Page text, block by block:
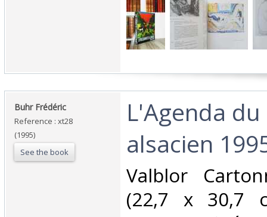
‎Buhr Frédéric‎
Reference : xt28
(1995)
See the book
‎L'Agenda
alsacien
‎Valblor
(22,7 x 30,7